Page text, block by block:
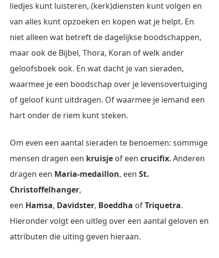
liedjes kunt luisteren, (kerk)diensten kunt volgen en
van alles kunt opzoeken en kopen wat je helpt. En
niet alleen wat betreft de dagelijkse boodschappen,
maar ook de Bijbel, Thora, Koran of welk ander
geloofsboek ook. En wat dacht je van sieraden,
waarmee je een boodschap over je levensovertuiging
of geloof kunt uitdragen. Of waarmee je iemand een
hart onder de riem kunt steken.
Om even een aantal sieraden te benoemen: sommige
mensen dragen een kruisje of een crucifix. Anderen
dragen een Maria-medaillon, een St.
Christoffelhanger,
een Hamsa, Davidster, Boeddha ofTriquetra.
Hieronder volgt een uitleg over een aantal geloven en
attributen die uiting geven hieraan.